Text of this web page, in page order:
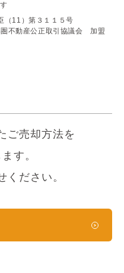
（11）第３１１５号
不動産公正取引協議会 加盟
ご売却方法を
す。
ください。